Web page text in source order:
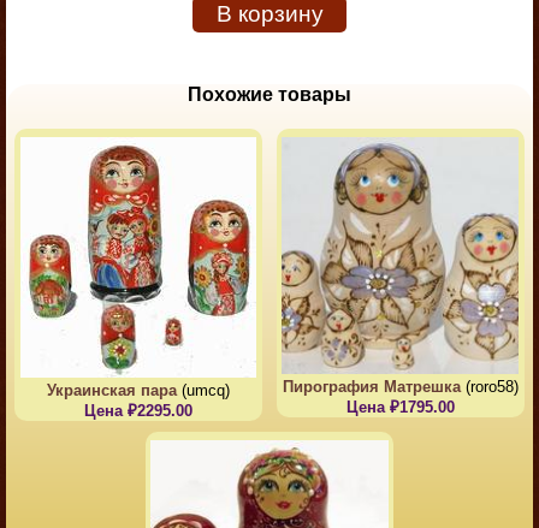
В корзину
Похожие товары
Украинская пара(umcq)
Цена ₽2295.00
Пирография Матрешка(roro58)
Цена ₽1795.00